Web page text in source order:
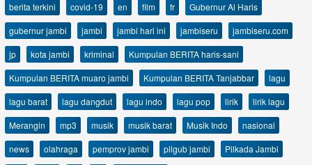
berita terkini
covid-19 en film fr
Gubernur Al Haris
gubernur jambi
jambi jambi hari ini jambiseru
jambiseru.com
jp
kota jambi kriminal
Kumpulan BERITA haris-sani
Kumpulan BERITA muaro jambi
Kumpulan BERITA Tanjabbar
lagu
lagu barat
lagu dangdut lagu indo lagu pop lirik
lirik lagu
Merangin
mp3 musik musik barat Musik Indo
nasional
news
olahraga pemprov jambi pilgub jambi
Pilkada Jambi